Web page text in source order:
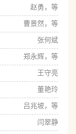
赵勇，等
曹景然，等
张何斌
郑永辉，等
王守亮
董艳玲
吕兆坡，等
闫翠静